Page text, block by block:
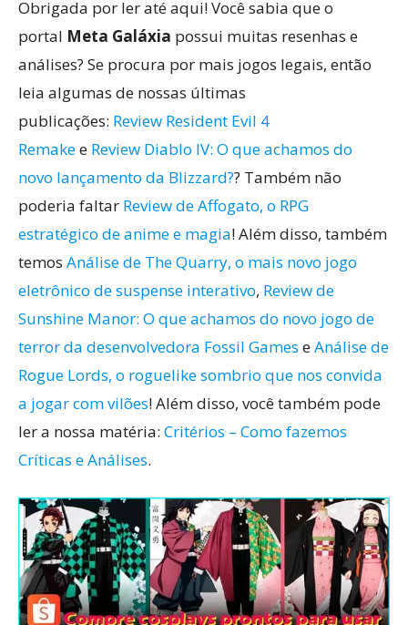
Obrigada por ler até aqui! Você sabia que o
portal Meta Galáxia possui muitas resenhas e
análises? Se procura por mais jogos legais, então
leia algumas de nossas últimas
publicações: Review Resident Evil 4
Remakee Review Diablo IV: O que achamos do
novo lançamento da Blizzard?? Também não
poderia faltar Review de Affogato, o RPG
estratégico de anime e magia! Além disso, também
temos Análise de The Quarry, o mais novo jogo
eletrônico de suspense interativo, Review de
Sunshine Manor: O que achamos do novo jogo de
terror da desenvolvedora Fossil Games eAnálise de
Rogue Lords, o roguelike sombrio que nos convida
a jogar com vilões! Além disso, você também pode
ler a nossa matéria: Critérios – Como fazemos
Críticas e Análises.